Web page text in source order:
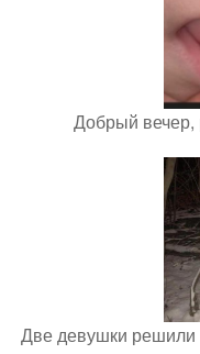
Добрый вечер,
Две девушки решили